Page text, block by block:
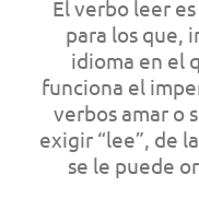
El verbo leer
para los que,
idioma en el
funciona el
verbos amar o
exigir “lee”, de
se le puede